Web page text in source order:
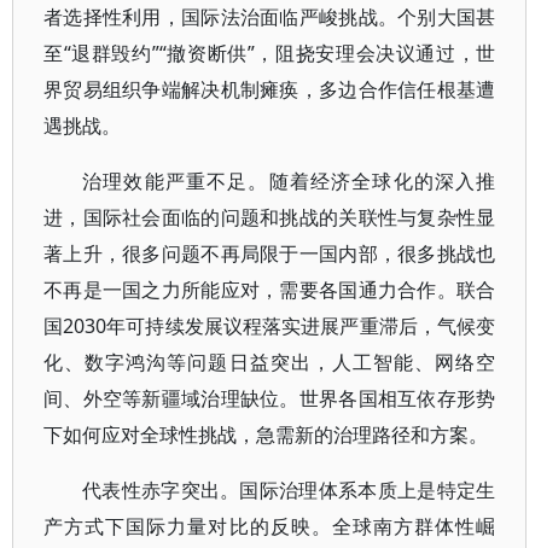
者选择性利用，国际法治面临严峻挑战。个别大国甚
至“退群毁约”“撤资断供”，阻挠安理会决议通过，世
界贸易组织争端解决机制瘫痪，多边合作信任根基遭
遇挑战。
治理效能严重不足。随着经济全球化的深入推
进，国际社会面临的问题和挑战的关联性与复杂性显
著上升，很多问题不再局限于一国内部，很多挑战也
不再是一国之力所能应对，需要各国通力合作。联合
国2030年可持续发展议程落实进展严重滞后，气候变
化、数字鸿沟等问题日益突出，人工智能、网络空
间、外空等新疆域治理缺位。世界各国相互依存形势
下如何应对全球性挑战，急需新的治理路径和方案。
代表性赤字突出。国际治理体系本质上是特定生
产方式下国际力量对比的反映。全球南方群体性崛